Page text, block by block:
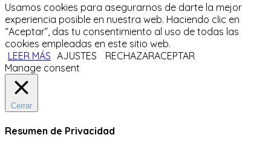
Usamos cookies para asegurarnos de darte la mejor
experiencia posible en nuestra web. Haciendo clic en
“Aceptar”, das tu consentimiento al uso de todas las
cookies empleadas en este sitio web.
LEER MÁS AJUSTES RECHAZARACEPTAR
Manage consent
Cerrar
Resumen de Privacidad